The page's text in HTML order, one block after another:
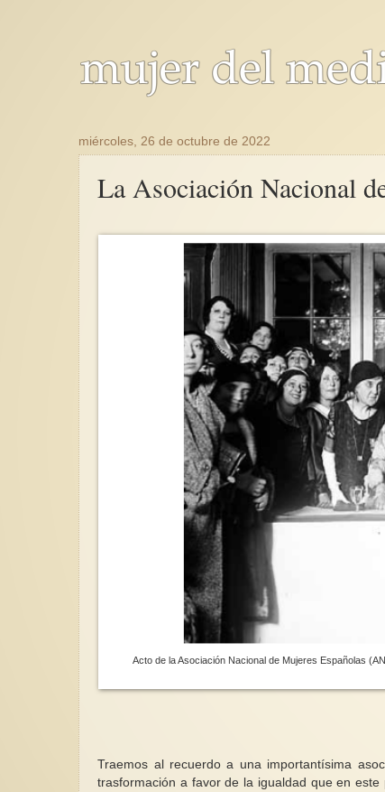
miércoles, 26 de octubre de 2022
La Asociación Nacional
Acto de la Asociación Nacional de Mujeres Españolas
Traemos al recuerdo a una importantísima
trasformación a favor de la igualdad que en